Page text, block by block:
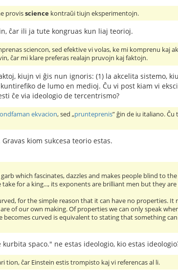
provisscience kontraŭi tiujn eksperimentojn.
ĉar ili ja tute kongruas kun liaj teorioj.
sciencon, sed efektive vi volas, ke mi komprenu kaj
ĉar mi klare preferas realajn pruvojn kaj faktojn.
kiujn vi ĝis nun ignoris: (1) la akcelita sistemo,
de lumo en medioj. Ĉu vi post kiam vi
ĉe via ideologio de tercentrismo?
ekvacion, sed „prunteprenis” ĝin de iu italiano.
kiom sukcesa teorio estas.
which fascinates, dazzles and makes people blind to
for a king..., its exponents are brilliant men but they
for the simple reason that it can have no properties. It
of our own making. Of properties we can only speak
becomes curved is equivalent to stating that something
spaco." ne estas ideologio, kio estas
tion, ĉar Einstein estis trompisto kaj vi referencas al li.